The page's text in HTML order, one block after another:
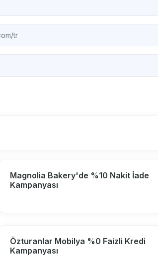
tr
Magnolia Bakery'de %10 Nakit İade
Kampanyası
Özturanlar Mobilya %0 Faizli Kredi
Kampanyası